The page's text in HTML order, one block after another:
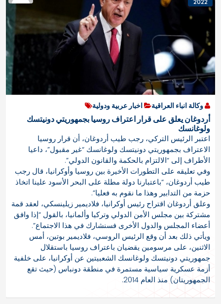
2022
وكالة انباء العراقية اخبار عربية ودولية
أردوغان يعلق على قرار اعتراف روسيا بجمهوريتي دونيتسك
ولوغانسك
اعتبر الرئيس التركي، رجب طيب أردوغان، أن قرار روسيا
الاعتراف بجمهوريتي دونيتسك ولوغانسك “غير مقبول”، داعيا
الأطراف إلى “الالتزام بالحكمة والقانون الدولي”.
وفي تعليقه على التطورات الأخيرة بين روسيا وأوكرانيا، قال رجب
طيب أردوغان، “باعتبارنا دولة مطلة على البحر الأسود علينا اتخاذ
حزمة من التدابير وهذا ما نقوم به فعليا”.
وعلق أردوغان اقتراح رئيس أوكرانيا، فلاديمير زيلينسكي، لعقد قمة
مشتركة بين مجلس الأمن الدولي وتركيا وألمانيا، بالقول “إذا وافق
أعضاء المجلس والدول الأخرى فسنشارك في هذا الاجتماع”.
ويأتي ذلك بعد أن وقع الرئيس الروسي، فلاديمير بوتين، أمس
الاثنين، على مرسومين يقضيان باعتراف روسيا باستقلال
جمهوريتي دونيتسك ولوغانسك الشعبيتين عن أوكرانيا، على خلفية
أزمة عسكرية سياسية مستمرة في منطقة دونباس (حيث تقع
الجمهوريتان) منذ العام 2014.